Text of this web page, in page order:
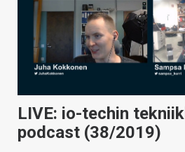
LIVE: io-techin
podcast (38/2019)